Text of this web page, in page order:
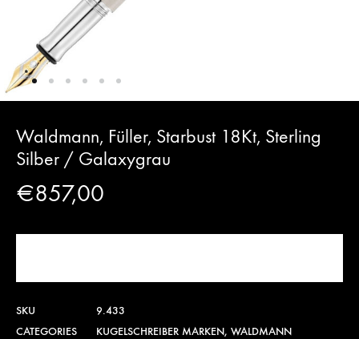
Waldmann, Füller, Starbust 18Kt, Sterling
Silber / Galaxygrau
€857,00
SKU
9.433
CATEGORIES
KUGELSCHREIBER MARKEN, WALDMANN